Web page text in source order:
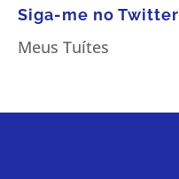
Siga-me no Twitter
Meus Tuítes